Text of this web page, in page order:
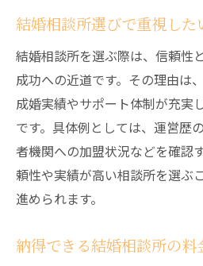
結婚相談所選びで重視した
結婚相談所を選ぶ際は、信頼性
成功への近道です。その理由は
成婚実績やサポート体制が充実
です。具体例としては、運営歴
者機関への加盟状況などを確認
頼性や実績が高い相談所を選ぶ
進められます。
納得できる結婚相談所の料